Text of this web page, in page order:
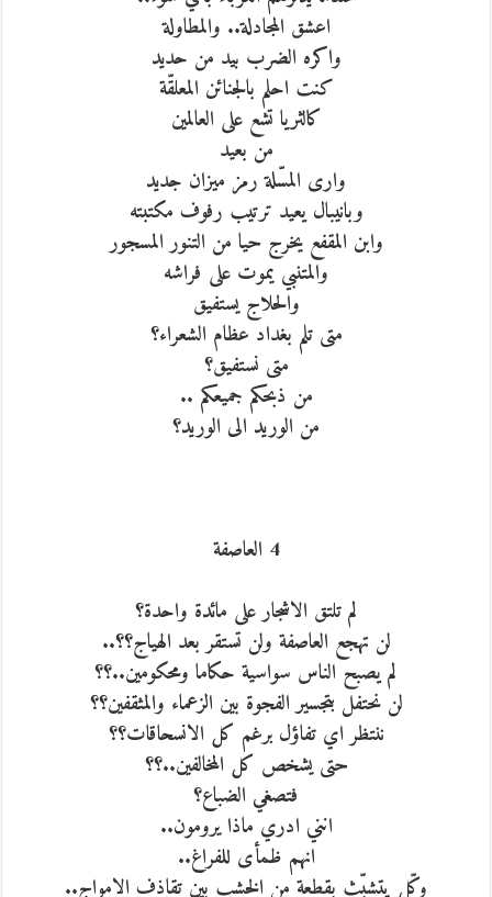
اعشق المجادلة.. والمطاولة
واكره الضرب بيد من حديد
كنت احلم بالجنائن المعلقّة
كالثريا تشع على العالمين
من بعيد
وارى المسّلة رمز ميزان جديد
وبانيبال يعيد ترتيب رفوف مكتبته
وابن المقفع يخرج حيا من التنور المسجور
والمتنبي يموت على فراشه
والحلاج يستفيق
متى تلم بغداد عظام الشعراء؟
متى نستفيق؟
من ذبحكم جميعكم ..
من الوريد الى الوريد؟
4 العاصفة
لم تلتق الاشجار على مائدة واحدة؟
لن تهجع العاصفة ولن تستقر بعد الهياج؟؟..
لم يصبح الناس سواسية حكاما ومحكومين..؟؟
لن نحتفل بتجسير الفجوة بين الزعماء والمثقفين؟؟
ننتظر اي تفاؤل برغم كل الانسحاقات؟؟
حتى يشخص كل المخالفين..؟؟
فتصغي الضباع؟
انني ادري ماذا يرومون..
انهم ظمأى للفراغ..
وكّل يتشبّث بقطعة من الخشب بين تقاذف الامواج..